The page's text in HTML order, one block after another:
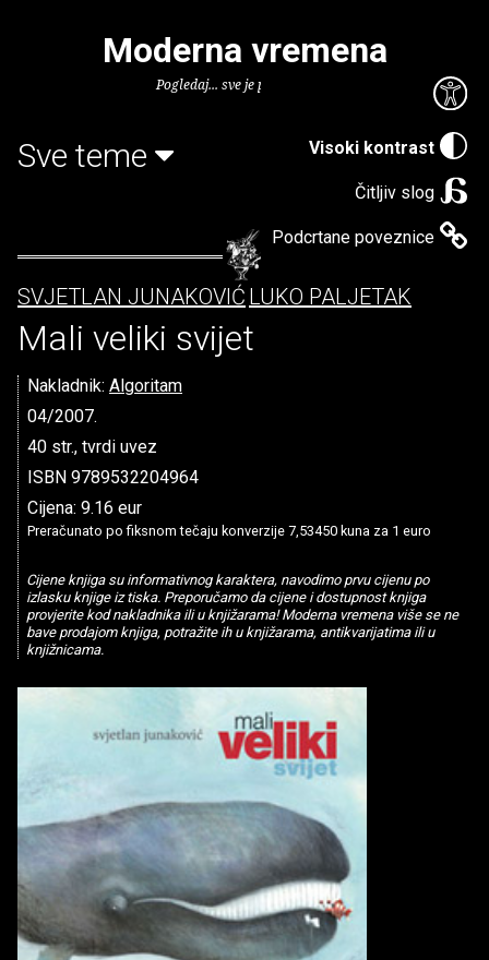
Visoki kontrast
Čitljiv slog
Podcrtane poveznice
Moderna vremena
Pogledaj... sve je puno knjiga.
Sve teme
SVJETLAN JUNAKOVIĆ LUKO PALJETAK
Mali veliki svijet
Nakladnik: Algoritam
04/2007.
40 str., tvrdi uvez
ISBN 9789532204964
Cijena: 9.16 eur
Preračunato po fiksnom tečaju konverzije 7,53450 kuna za 1 euro
Cijene knjiga su informativnog karaktera, navodimo prvu cijenu po
izlasku knjige iz tiska. Preporučamo da cijene i dostupnost knjiga
provjerite kod nakladnika ili u knjižarama! Moderna vremena više se ne
bave prodajom knjiga, potražite ih u knjižarama, antikvarijatima ili u
knjižnicama.